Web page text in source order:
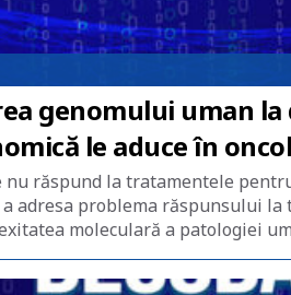
genomului uman
le aduce în
nu răspund la tratamentele
adresa problema răspunsului
moleculară a patologiei